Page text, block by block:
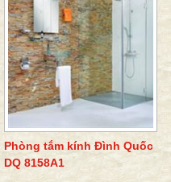
Phòng tắm kính Đình Quốc
DQ 8158A1